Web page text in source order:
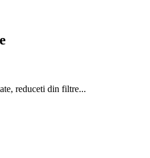
reduceti din filtre...